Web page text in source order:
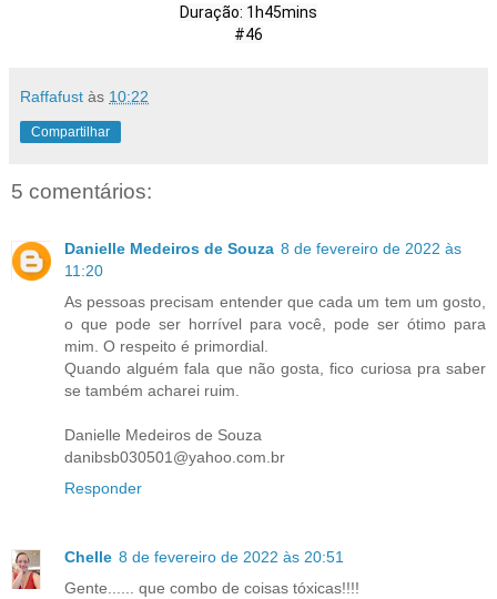
Duração: 1h45mins
#46
Raffafust às 10:22
Compartilhar
5 comentários:
Danielle Medeiros de Souza 8 de fevereiro de 2022 às
11:20
As pessoas precisam entender que cada um tem um gosto,
o que pode ser horrível para você, pode ser ótimo para
mim. O respeito é primordial.
Quando alguém fala que não gosta, fico curiosa pra saber
se também acharei ruim.
Danielle Medeiros de Souza
danibsb030501@yahoo.com.br
Responder
Chelle 8 de fevereiro de 2022 às 20:51
Gente...... que combo de coisas tóxicas!!!!